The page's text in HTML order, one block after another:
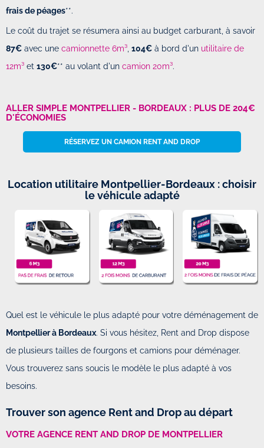
frais de péages**.
Le coût du trajet se résumera ainsi au budget carburant, à savoir
87€ avec une camionnette 6m³ 104€ à bord d'un utilitaire de
12m³ et 130€** au volant d'un camion 20m³.
ALLER SIMPLE MONTPELLIER - BORDEAUX : PLUS DE 204€
D'ÉCONOMIES
RÉSERVEZ UN CAMION RENT AND DROP
Location utilitaire Montpellier-Bordeaux : choisir
le véhicule adapté
Quel est le véhicule le plus adapté pour votre déménagement de
Montpellier à Bordeaux. Si vous hésitez, Rent and Drop dispose
de plusieurs tailles de fourgons et camions pour déménager.
Vous trouverez sans soucis le modèle le plus adapté à vos
besoins.
Trouver son agence Rent and Drop au départ
VOTRE AGENCE RENT AND DROP DE MONTPELLIER